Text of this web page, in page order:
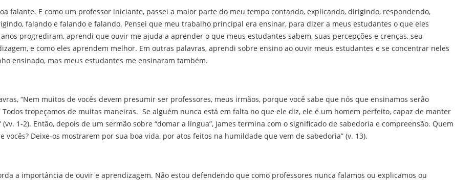
falante. E como um professor iniciante, passei a maior parte do meu tempo contando, explicando, dirigindo, respondendo,
falando e falando e falando. Pensei que meu trabalho principal era ensinar, para dizer a meus estudantes o que eles
progrediram, aprendi que ouvir me ajuda a aprender o que meus estudantes sabem, suas percepções e crenças, seu
e como eles aprendem melhor. Em outras palavras, aprendi sobre ensino ao ouvir meus estudantes e se concentrar neles
ensinado, mas meus estudantes me ensinaram também.
“Nem muitos de vocês devem presumir ser professores, meus irmãos, porque você sabe que nós que ensinamos serão
tropeçamos de muitas maneiras. Se alguém nunca está em falta no que ele diz, ele é um homem perfeito, capaz de manter
1-2). Então, depois de um sermão sobre “domar a língua”, James termina com o significado de sabedoria e compreensão. Quem
vocês? Deixe-os mostrarem por sua boa vida, por atos feitos na humildade que vem de sabedoria” (v. 13).
a importância de ouvir e aprendizagem. Não estou defendendo que como professores nunca falamos ou explicamos ou